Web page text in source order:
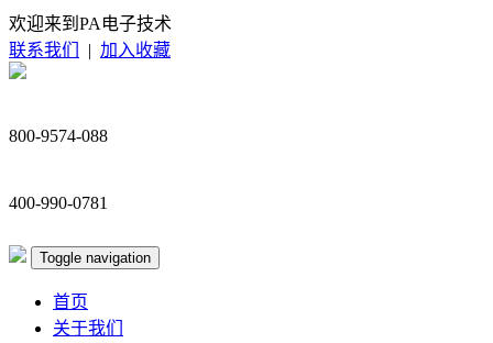
欢迎来到PA电子技术
联系我们
| 加入收藏
800-9574-088
400-990-0781
Toggle navigation
首页
关于我们